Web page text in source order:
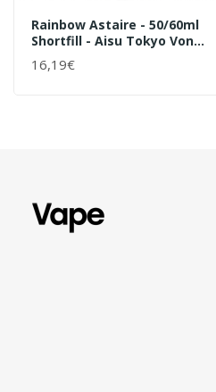
Rainbow Astaire - 50/60ml
Shortfill - Aisu Tokyo Von
16,19€
+ WARENKORB